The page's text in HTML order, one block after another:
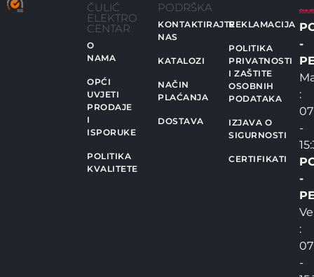
ČULIĆ
ELEKTRO
CENTAR
O
NAMA
OPĆI
UVJETI
PRODAJE
I
ISPORUKE
POLITIKA
KVALITETE
PODRŠKA
KONTAKTIRAJTE
NAS
KATALOZI
NAČIN
PLAĆANJA
DOSTAVA
REKLAMACIJA
POLITIKA
PRIVATNOSTI
I ZAŠTITE
OSOBNIH
PODATAKA
IZJAVA O
SIGURNOSTI
CERTIFIKATI
-
:
-
-
:
-